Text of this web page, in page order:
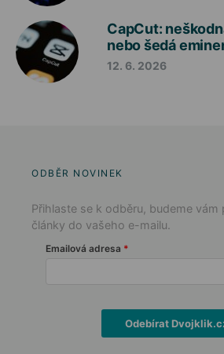
CapCut:
nebo šedá
12. 6. 2026
ODBĚR NOVINEK
Přihlaste se k odběru, budeme vám
články do vašeho e-mailu.
Emailová adresa
Odebírat